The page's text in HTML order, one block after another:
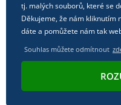
Sledujte
tj. malých souborů, které se
Děkujeme, že nám kliknutím
dáte a pomůžete nám tak
Souhlas můžete odmítnout